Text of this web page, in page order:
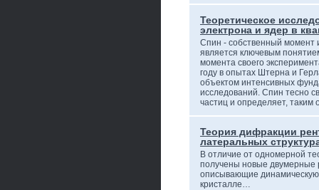
Теоретическое
электрона и ядер в
Спин - собственный момент
является ключевым
момента своего
году в опытах Штерна и
объектом интенсивных
исследований. Спин тесно
частиц и определяет,
Теория дифракции
латеральных
В отличие от одномерной
получены новые двумерные
описывающие
кристалле…